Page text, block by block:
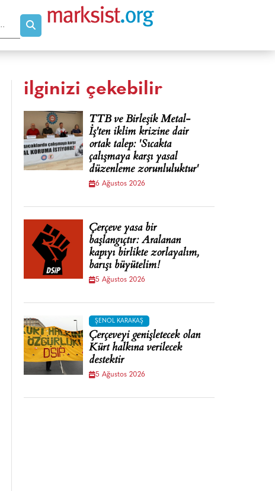
ilginizi çekebilir
TTB ve Birleşik Metal-
İş'ten iklim krizine dair
ortak talep: 'Sıcakta
çalışmaya karşı yasal
düzenleme zorunluluktur'
6 Ağustos 2026
Çerçeve yasa bir
başlangıçtır: Aralanan
kapıyı birlikte zorlayalım,
barışı büyütelim!
5 Ağustos 2026
ŞENOL KARAKAŞ
Çerçeveyi genişletecek olan
Kürt halkına verilecek
destektir
5 Ağustos 2026